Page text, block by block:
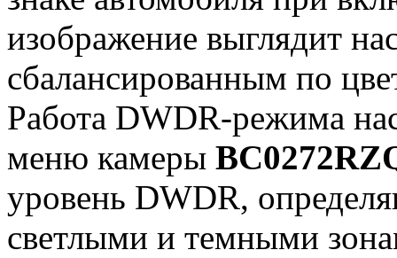
изображение выглядит
сбалансированным по
Работа DWDR-режима
меню камеры
уровень DWDR,
светлыми и темными